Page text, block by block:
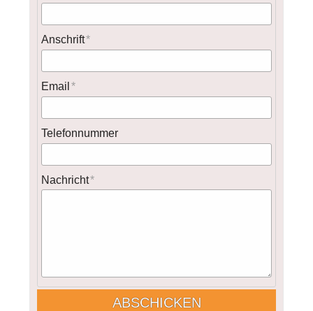
Anschrift
Email
Telefonnummer
Nachricht
ABSCHICKEN